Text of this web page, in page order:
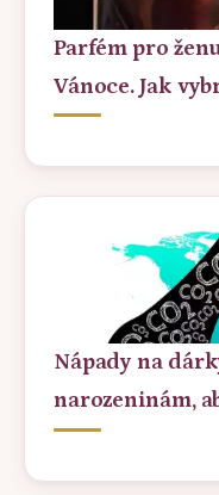
Parfém pro
Vánoce. Jak
Nápady na
narozeninám,